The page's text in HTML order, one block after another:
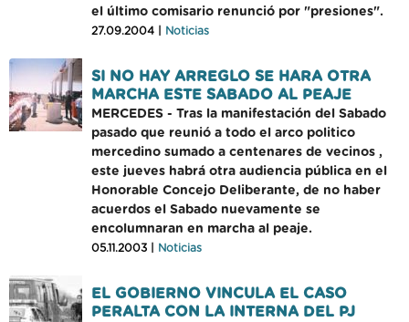
el último comisario renunció por "presiones".
27.09.2004 | Noticias
SI NO HAY ARREGLO SE HARA OTRA
MARCHA ESTE SABADO AL PEAJE
MERCEDES - Tras la manifestación del Sabado
pasado que reunió a todo el arco politico
mercedino sumado a centenares de vecinos ,
este jueves habrá otra audiencia pública en el
Honorable Concejo Deliberante, de no haber
acuerdos el Sabado nuevamente se
encolumnaran en marcha al peaje.
05.11.2003 | Noticias
EL GOBIERNO VINCULA EL CASO
PERALTA CON LA INTERNA DEL PJ